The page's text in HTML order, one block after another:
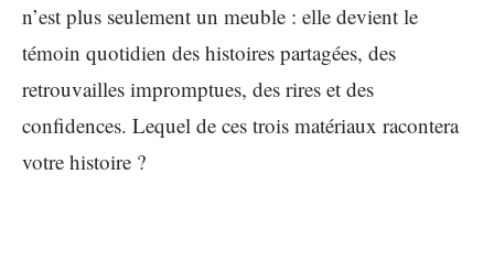
n’est plus seulement un meuble : elle devient le
témoin quotidien des histoires partagées, des
retrouvailles impromptues, des rires et des
confidences. Lequel de ces trois matériaux racontera
votre histoire ?